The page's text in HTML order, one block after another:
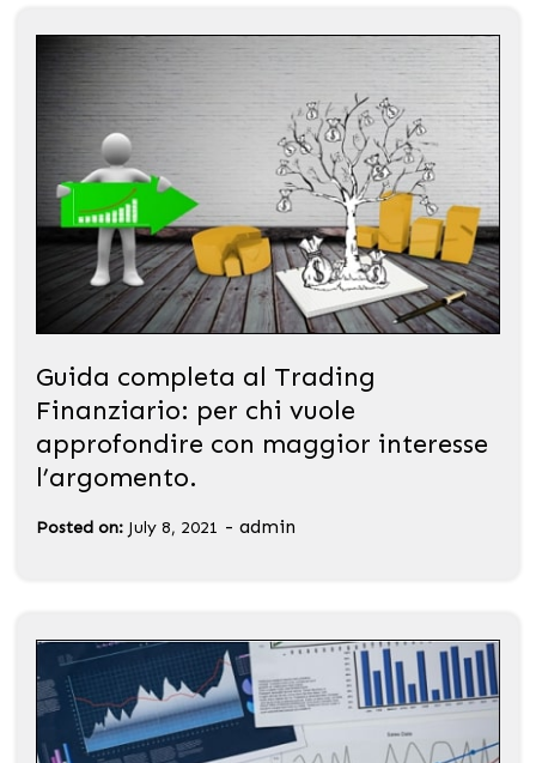
Guida completa al Trading
Finanziario: per chi vuole
approfondire con maggior interesse
l’argomento.
Posted on: July 8, 2021 - admin